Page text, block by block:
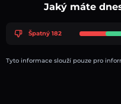
Jaký máte
Špatný 182
Tyto informace slouží pouze pro